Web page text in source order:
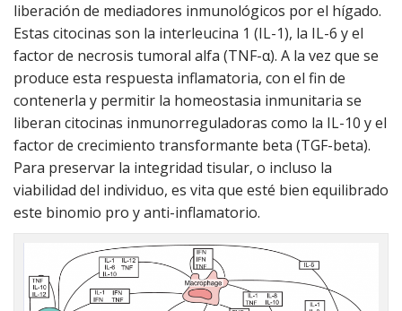
liberación de mediadores inmunológicos por el hígado.
Estas citocinas son la interleucina 1 (IL-1), la IL-6 y el
factor de necrosis tumoral alfa (TNF-α). A la vez que se
produce esta respuesta inflamatoria, con el fin de
contenerla y permitir la homeostasia inmunitaria se
liberan citocinas inmunorreguladoras como la IL-10 y el
factor de crecimiento transformante beta (TGF-beta).
Para preservar la integridad tisular, o incluso la
viabilidad del individuo, es vita que esté bien equilibrado
este binomio pro y anti-inflamatorio.